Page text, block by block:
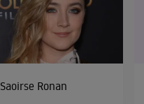
Saoirse Ronan